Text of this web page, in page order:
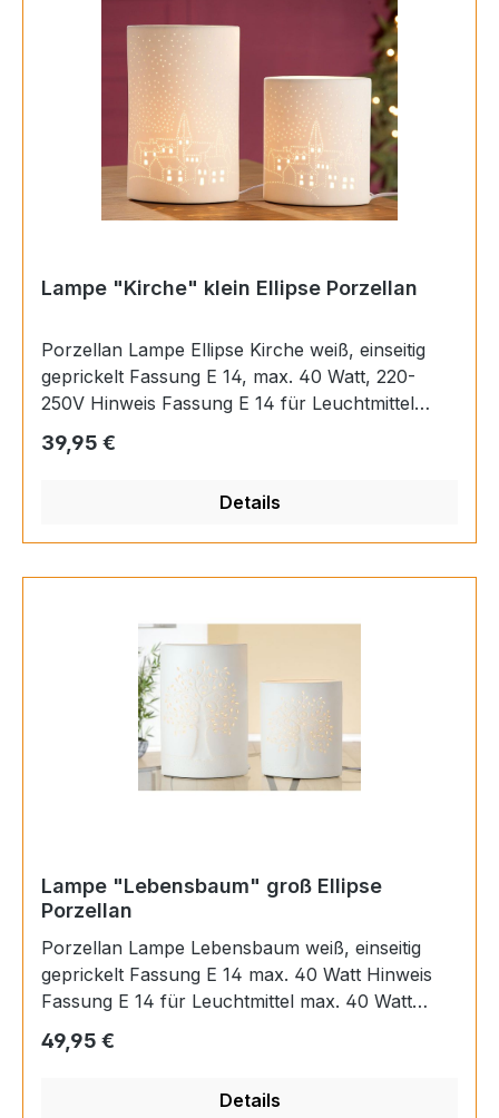
Lampe "Kirche" klein Ellipse Porzellan
Porzellan Lampe Ellipse Kirche weiß, einseitig
geprickelt Fassung E 14, max. 40 Watt, 220-
250V Hinweis Fassung E 14 für Leuchtmittel
Verfügbar Länge 17 cm Breite 10 cm Höhe 20
Regulärer Preis:
39,95 €
Details
Lampe "Lebensbaum" groß Ellipse
Porzellan
Porzellan Lampe Lebensbaum weiß, einseitig
geprickelt Fassung E 14 max. 40 Watt Hinweis
Fassung E 14 für Leuchtmittel max. 40 Watt
Regulärer Preis:
49,95 €
Details